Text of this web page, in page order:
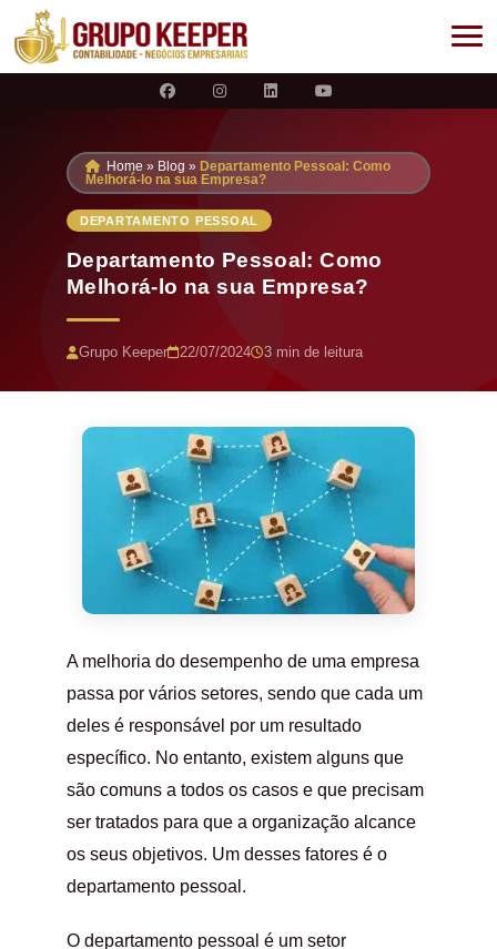
Home » Blog » Departamento Pessoal: Como
Melhorá-lo na sua Empresa?
DEPARTAMENTO PESSOAL
Departamento Pessoal: Como
Melhorá-lo na sua Empresa?
Grupo Keeper 22/07/2024 3 min de leitura
A melhoria do desempenho de uma empresa
passa por vários setores, sendo que cada um
deles é responsável por um resultado
específico. No entanto, existem alguns que
são comuns a todos os casos e que precisam
ser tratados para que a organização alcance
os seus objetivos. Um desses fatores é o
departamento pessoal.
O departamento pessoal é um setor